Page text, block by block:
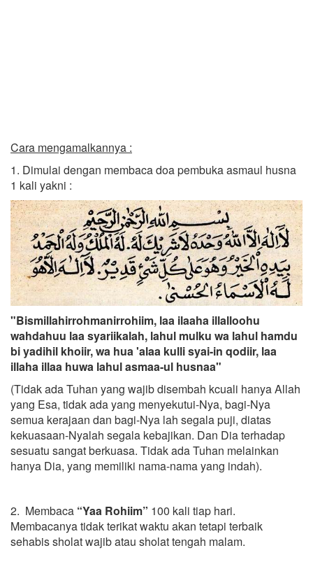
Cara mengamalkannya :
1. Dimulai dengan membaca doa pembuka asmaul husna
1 kali yakni :
"Bismillahirrohmanirrohiim, laa ilaaha illalloohu
wahdahuu laa syariikalah, lahul mulku wa lahul hamdu
bi yadihil khoiir, wa hua 'alaa kulli syai-in qodiir, laa
illaha illaa huwa lahul asmaa-ul husnaa"
(Tidak ada Tuhan yang wajib disembah kcuali hanya Allah
yang Esa, tidak ada yang menyekutui-Nya, bagi-Nya
semua kerajaan dan bagi-Nya lah segala puji, diatas
kekuasaan-Nyalah segala kebajikan. Dan Dia terhadap
sesuatu sangat berkuasa. Tidak ada Tuhan melainkan
hanya Dia, yang memiliki nama-nama yang indah).
2. Membaca “Yaa Rohiim” 100 kali tiap hari.
Membacanya tidak terikat waktu akan tetapi terbaik
sehabis sholat wajib atau sholat tengah malam.